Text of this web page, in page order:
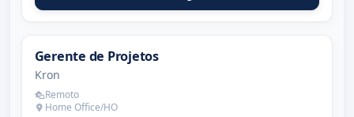
Gerente de Projetos
Kron
Remoto
Home Office/HO